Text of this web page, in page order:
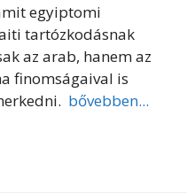
egyiptomi
tartózkodásnak
az arab, hanem az
finomságaival is
bővebben...